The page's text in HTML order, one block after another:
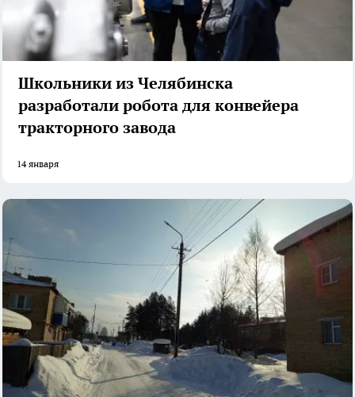
Школьники из Челябинска
разработали робота для конвейера
тракторного завода
14 января